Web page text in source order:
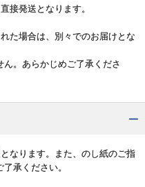
接発送となります。
た場合は、別々でのお届けとな
。あらかじめご了承くださ
なります。また、のし紙のご指
承ください。